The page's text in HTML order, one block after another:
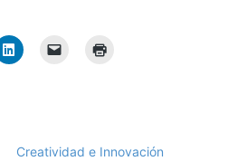
Creatividad e Innovación